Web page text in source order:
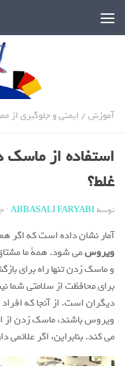
آموزش/ ایمنی و جلوگیری از
استفاده از
غلط؟
توسطABBASALI FARYABI
·
آمار نشان داده است که اگر
ویروسمی شود. همة ما
و ماسک زدن تنها راه برای
برای محافظت از سلامتی شما
دیگران است. از آنجا که
ویروس باشند، ماسک زدن از
می کند. بنابراین، اگر علائمی